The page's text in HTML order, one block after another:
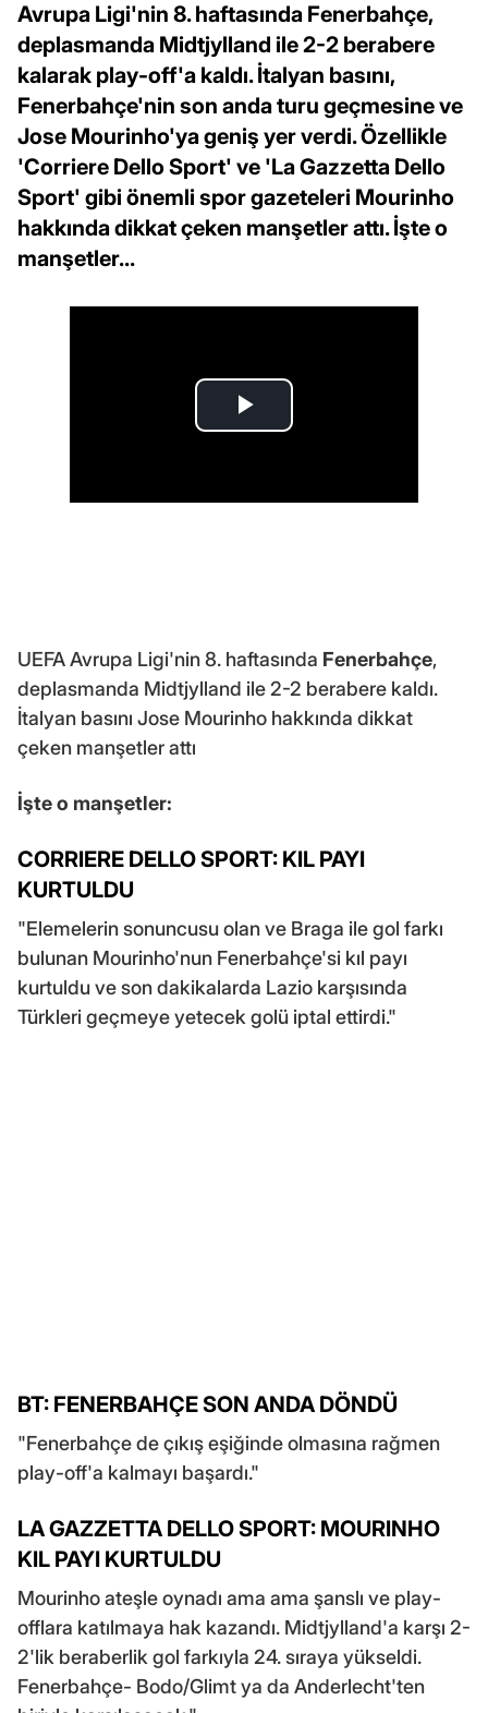
Avrupa Ligi'nin 8. haftasında Fenerbahçe,
deplasmanda Midtjylland ile 2-2 berabere
kalarak play-off'a kaldı. İtalyan basını,
Fenerbahçe'nin son anda turu geçmesine ve
Jose Mourinho'ya geniş yer verdi. Özellikle
'Corriere Dello Sport' ve 'La Gazzetta Dello
Sport' gibi önemli spor gazeteleri Mourinho
hakkında dikkat çeken manşetler attı. İşte o
manşetler...
UEFA Avrupa Ligi'nin 8. haftasında Fenerbahçe,
deplasmanda Midtjylland ile 2-2 berabere kaldı.
İtalyan basını Jose Mourinho hakkında dikkat
çeken manşetler attı
İşte o manşetler:
CORRIERE DELLO SPORT: KIL PAYI
KURTULDU
"Elemelerin sonuncusu olan ve Braga ile gol farkı
bulunan Mourinho'nun Fenerbahçe'si kıl payı
kurtuldu ve son dakikalarda Lazio karşısında
Türkleri geçmeye yetecek golü iptal ettirdi."
BT: FENERBAHÇE SON ANDA DÖNDÜ
"Fenerbahçe de çıkış eşiğinde olmasına rağmen
play-off'a kalmayı başardı."
LA GAZZETTA DELLO SPORT: MOURINHO
KIL PAYI KURTULDU
Mourinho ateşle oynadı ama ama şanslı ve play-
offlara katılmaya hak kazandı. Midtjylland'a karşı 2-
2'lik beraberlik gol farkıyla 24. sıraya yükseldi.
Fenerbahçe- Bodo/Glimt ya da Anderlecht'ten